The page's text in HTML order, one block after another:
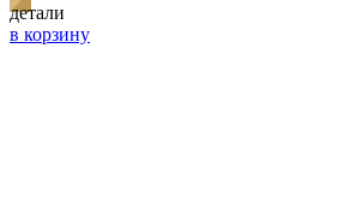
детали
в корзину